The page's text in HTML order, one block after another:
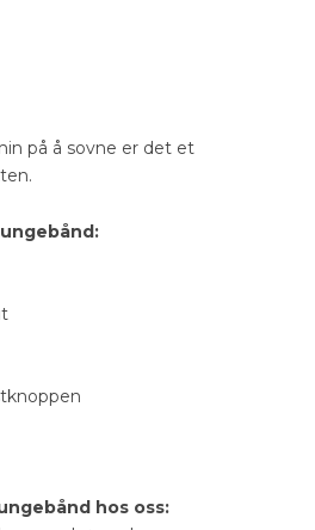
på å sovne er det et
hos oss: